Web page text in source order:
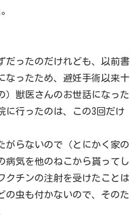
だったのだけれども、以前書
なったため、避妊手術以来十
）獣医さんのお世話になった
に行ったのは、この3回だけ
がらないので（とにかく家の
病気を他のねこから貰ってし
クチンの注射を受けたことは
の虫も付かないので、そのた